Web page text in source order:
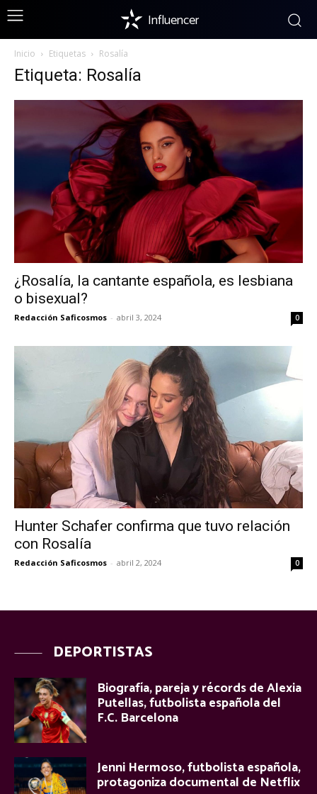
Influencer
Inicio Etiquetas Rosalía
Etiqueta: Rosalía
¿Rosalía, la cantante española, es lesbiana
o bisexual?
Redacción Saficosmos - abril 3, 2024 0
Hunter Schafer confirma que tuvo relación
con Rosalía
Redacción Saficosmos - abril 2, 2024 0
DEPORTISTAS
Biografía, pareja y récords de Alexia
Putellas, futbolista española del
F.C. Barcelona
Jenni Hermoso, futbolista española,
protagoniza documental de Netflix